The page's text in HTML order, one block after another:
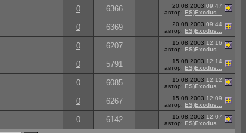
0 6366 20.08.2003 09:47
автор: ES)Exodus...
0 6369 20.08.2003 09:44
автор: ES)Exodus...
0 6207 15.08.2003 12:16
автор: ES)Exodus...
0 5791 15.08.2003 12:14
автор: ES)Exodus...
0 6085 15.08.2003 12:12
автор: ES)Exodus...
0 6267 15.08.2003 12:09
автор: ES)Exodus...
0 6142 15.08.2003 12:07
автор: ES)Exodus...